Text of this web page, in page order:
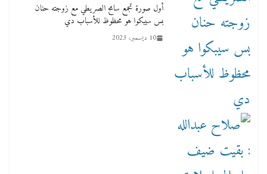
أول صورة تجمع سامح الصريطي مع زوجته حنان
بس سيبكوا هو محظوظ للأسباب دي
10 ديسمبر، 2023